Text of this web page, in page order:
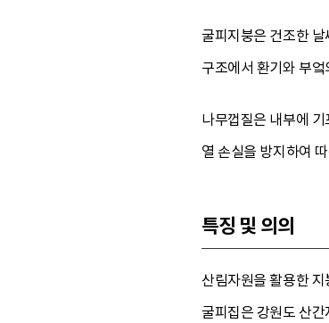
굴피지붕은 건조한
구조에서 환기와 부
나무껍질은 내부에
열 손실을 방지하여
특징 및 의의
산림자원을 활용한
굴피집은 강원도 산